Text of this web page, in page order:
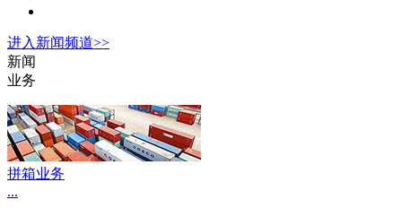
进入 新闻频道>>
新闻
业务
拼箱业务
...